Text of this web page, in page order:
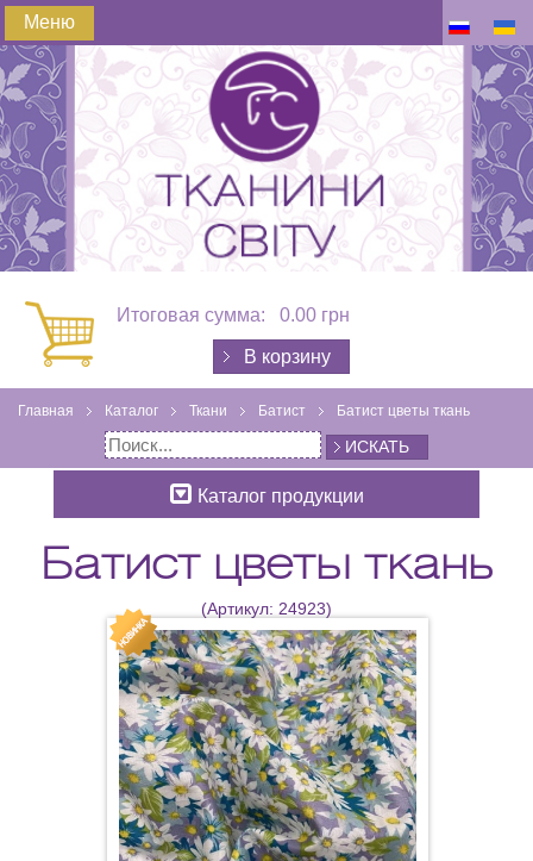
Меню
Итоговая сумма: 0.00 грн
В корзину
Главная Каталог Ткани Батист Батист цветы ткань
ИСКАТЬ
Каталог продукции
Батист цветы ткань
(Артикул: 24923)